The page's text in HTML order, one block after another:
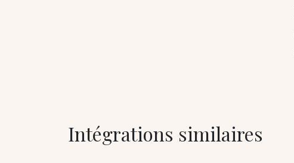
Intégrations similaires